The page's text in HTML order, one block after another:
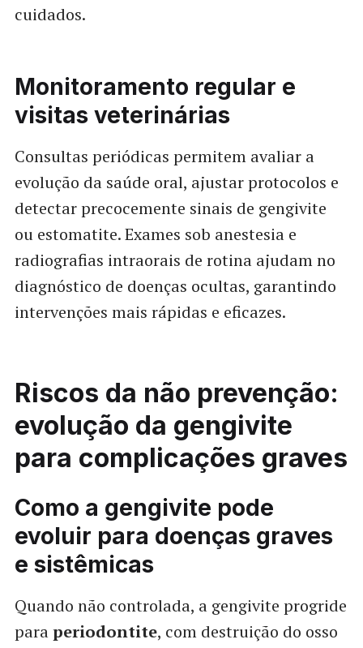
cuidados.
Monitoramento regular e
visitas veterinárias
Consultas periódicas permitem avaliar a
evolução da saúde oral, ajustar protocolos e
detectar precocemente sinais de gengivite
ou estomatite. Exames sob anestesia e
radiografias intraorais de rotina ajudam no
diagnóstico de doenças ocultas, garantindo
intervenções mais rápidas e eficazes.
Riscos da não prevenção:
evolução da gengivite
para complicações graves
Como a gengivite pode
evoluir para doenças graves
e sistêmicas
Quando não controlada, a gengivite progride
paraperiodontite, com destruição do osso